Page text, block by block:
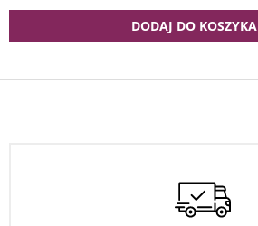
DODAJ DO KOSZYKA